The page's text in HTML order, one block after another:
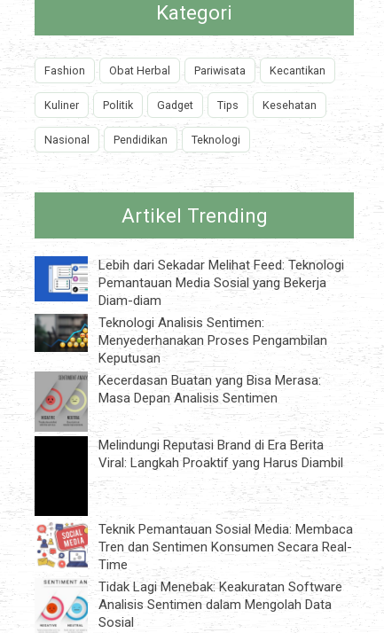
Kategori
Fashion Obat Herbal Pariwisata Kecantikan
Kuliner Politik Gadget Tips Kesehatan
Nasional Pendidikan Teknologi
Artikel Trending
Lebih dari Sekadar Melihat Feed: Teknologi
Pemantauan Media Sosial yang Bekerja
Diam-diam
Teknologi Analisis Sentimen:
Menyederhanakan Proses Pengambilan
Keputusan
Kecerdasan Buatan yang Bisa Merasa:
Masa Depan Analisis Sentimen
Melindungi Reputasi Brand di Era Berita
Viral: Langkah Proaktif yang Harus Diambil
Teknik Pemantauan Sosial Media: Membaca
Tren dan Sentimen Konsumen Secara Real-
Time
Tidak Lagi Menebak: Keakuratan Software
Analisis Sentimen dalam Mengolah Data
Sosial